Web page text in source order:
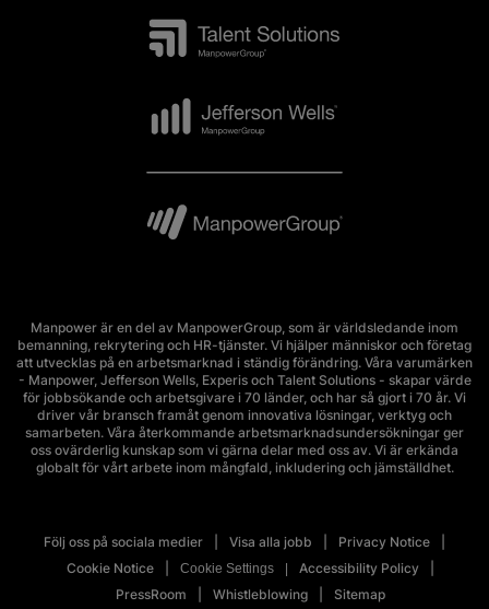
Manpower är en del av ManpowerGroup, som är världsledande inom
bemanning, rekrytering och HR-tjänster. Vi hjälper människor och företag
att utvecklas på en arbetsmarknad i ständig förändring. Våra varumärken
- Manpower, Jefferson Wells, Experis och Talent Solutions - skapar värde
för jobbsökande och arbetsgivare i 70 länder, och har så gjort i 70 år. Vi
driver vår bransch framåt genom innovativa lösningar, verktyg och
samarbeten. Våra återkommande arbetsmarknadsundersökningar ger
oss ovärderlig kunskap som vi gärna delar med oss av. Vi är erkända
globalt för vårt arbete inom mångfald, inkludering och jämställdhet.
Följ oss på sociala medier Visa alla jobb
Privacy Notice
Cookie Notice
Cookie Settings
Accessibility Policy
PressRoom
Whistleblowing Sitemap